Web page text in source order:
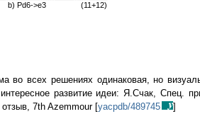
b) Pd6->e3 (11+12)
во всех решениях одинаковая, но
развитие идеи: Я.Счак, Спец.
7th Azemmour [yacpdb/489745 ]